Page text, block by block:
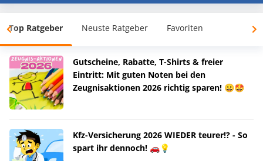
Top Ratgeber Neuste Ratgeber Favoriten
Gutscheine, Rabatte, T-Shirts & freier
Eintritt: Mit guten Noten bei den
Zeugnisaktionen 2026 richtig sparen! 😀🤩
Kfz-Versicherung 2026 WIEDER teurer!? - So
spart ihr dennoch! 🚗💡